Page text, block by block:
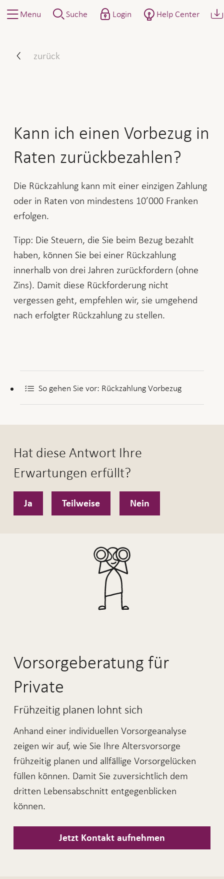
Menu Suche Login Help Center
zurück
Kann ich einen Vorbezug in
Raten zurückbezahlen?
Die Rückzahlung kann mit einer einzigen Zahlung
oder in Raten von mindestens 10’000 Franken
erfolgen.
Tipp: Die Steuern, die Sie beim Bezug bezahlt
haben, können Sie bei einer Rückzahlung
innerhalb von drei Jahren zurückfordern (ohne
Zins). Damit diese Rückforderung nicht
vergessen geht, empfehlen wir, sie umgehend
nach erfolgter Rückzahlung zu stellen.
So gehen Sie vor: Rückzahlung Vorbezug
Hat diese Antwort Ihre
Erwartungen erfüllt?
Ja Teilweise Nein
Vorsorgeberatung für
Private
Frühzeitig planen lohnt sich
Anhand einer individuellen Vorsorgeanalyse
zeigen wir auf, wie Sie Ihre Altersvorsorge
frühzeitig planen und allfällige Vorsorgelücken
füllen können. Damit Sie zuversichtlich dem
dritten Lebensabschnitt entgegenblicken
können.
Jetzt Kontakt aufnehmen